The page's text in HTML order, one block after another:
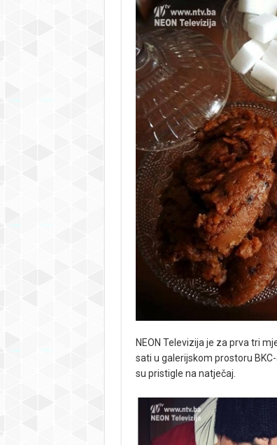
NEON Televizija je za prva tri
sati u galerijskom prostoru
su pristigle na natječaj.